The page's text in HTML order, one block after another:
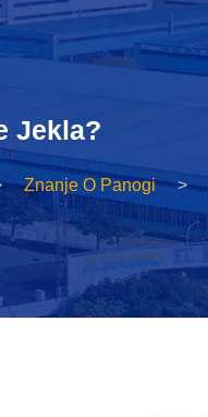
Jekla?
Znanje O Panogi